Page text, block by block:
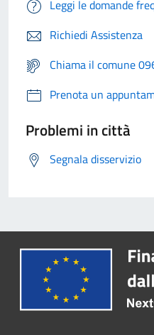
Leggi le domande
Richiedi Assistenza
Chiama il comune
Prenota un
Problemi in città
Segnala disservizio